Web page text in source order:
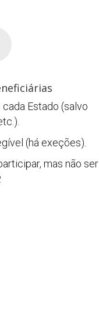
Estado (salvo
(há exeções).
mas não ser